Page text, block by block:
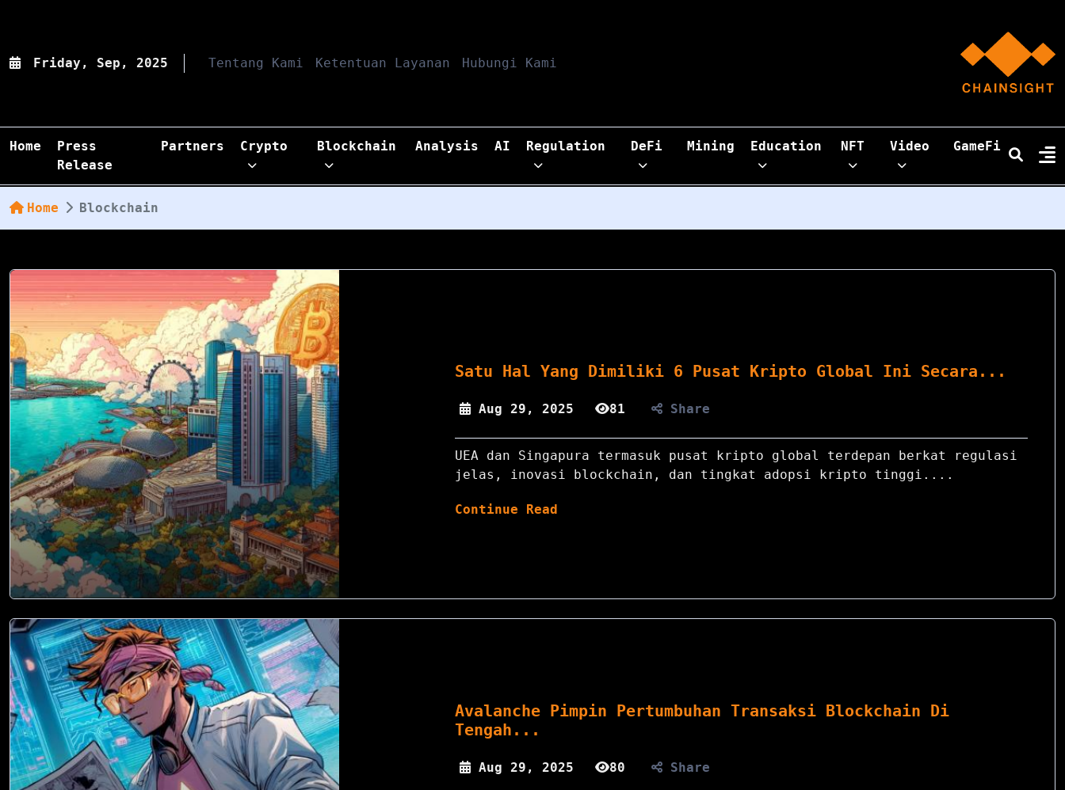
Friday, Sep, 2025 Tentang Kami Ketentuan Layanan Hubungi Kami
Home
Press
Release
Partners Crypto Blockchain Analysis AI Regulation DeFi Mining Education NFT Video GameFi
Home Blockchain
Satu Hal Yang Dimiliki 6 Pusat Kripto Global Ini Secara...
Aug 29, 2025 81 Share
UEA dan Singapura termasuk pusat kripto global terdepan berkat regulasi
jelas, inovasi blockchain, dan tingkat adopsi kripto tinggi....
Continue Read
Avalanche Pimpin Pertumbuhan Transaksi Blockchain Di
Tengah...
Aug 29, 2025 80 Share